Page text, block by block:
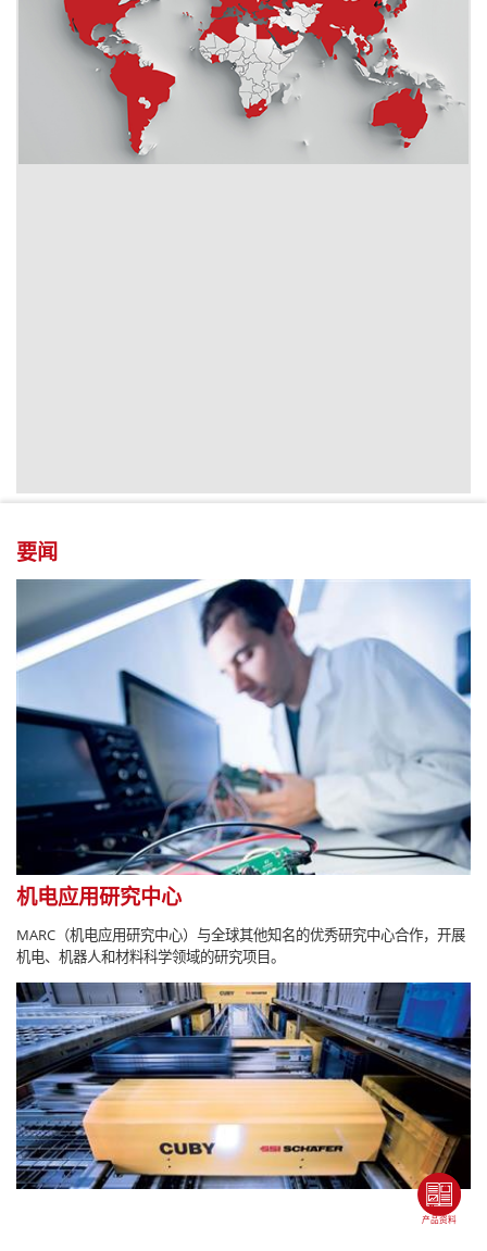
产品资料
要闻
机电应用研究中心
MARC（机电应用研究中心）与全球其他知名的优秀研究中心合作，开展
机电、机器人和材料科学领域的研究项目。